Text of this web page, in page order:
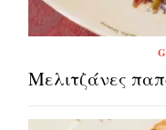
Μελιτζάνες